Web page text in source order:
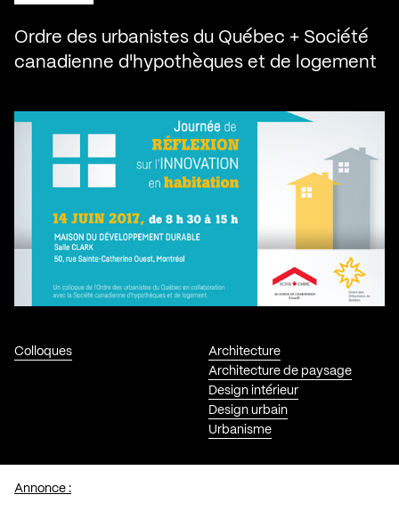
Ordre des urbanistes du Québec + Société
canadienne d'hypothèques et de logement
Colloques
Architecture
Architecture de paysage
Design intérieur
Design urbain
Urbanisme
Annonce :